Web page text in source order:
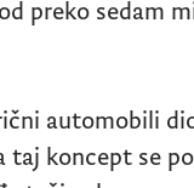
preko sedam
automobili
taj koncept se